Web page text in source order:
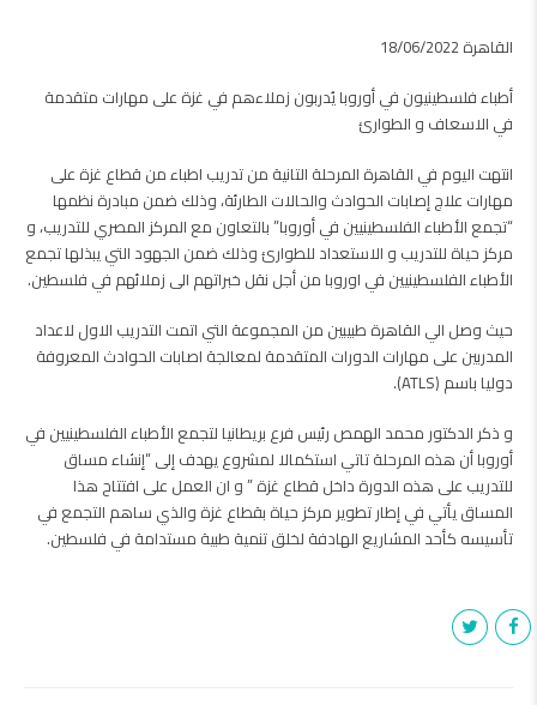
القاهرة 18/06/2022
أطباء فلسطينيون في أوروبا يُدربون زملاءهم في غزة على مهارات متقدمة
في الاسعاف و الطوارئ
انتهت اليوم في القاهرة المرحلة التانية من تدريب اطباء من قطاع غزة على
مهارات علاج إصابات الحوادث والحالات الطارئة، وذلك ضمن مبادرة نظمها
“تجمع الأطباء الفلسطينيين في أوروبا” بالتعاون مع المركز المصري للتدريب، و
مركز حياة للتدريب و الاستعداد للطوارئ وذلك ضمن الجهود التي يبذلها تجمع
الأطباء الفلسطينيين في اوروبا من أجل نقل خبراتهم الى زملائهم في فلسطين.
حيث وصل الي القاهرة طبيبين من المجموعة التي اتمت التدريب الاول لاعداد
المدربين على مهارات الدورات المتقدمة لمعالجة اصابات الحوادث المعروفة
دوليا باسم (ATLS).
و ذكر ‎الدكتور محمد الهمص رئيس فرع بريطانيا لتجمع الأطباء الفلسطينيين في
أوروبا أن هذه المرحلة تاتي استكمالا لمشروع يهدف إلى “إنشاء مساق
للتدريب على هذه الدورة داخل قطاع غزة ” و ان العمل على افتتاح هذا
المساق يأتي في إطار تطوير مركز حياة بقطاع غزة والذي ساهم التجمع في
تأسيسه كأحد المشاريع الهادفة لخلق تنمية طبية مستدامة في فلسطين.